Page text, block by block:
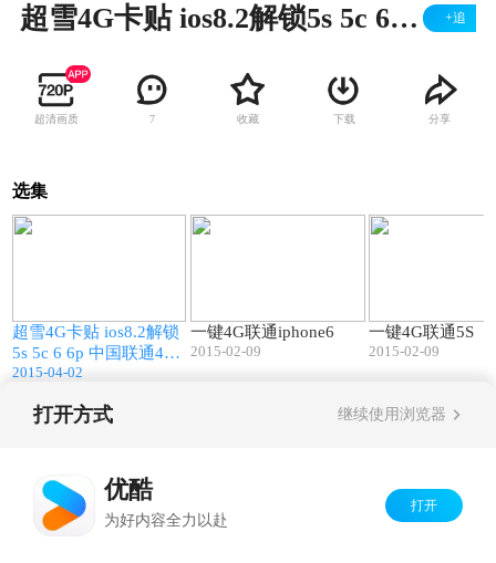
超雪4G卡贴 ios8.2解锁5s 5c 6 6p 中国联通4G信号 操作步骤篇 +追
超清画质 7 收藏 下载 分享
选集
超雪4G卡贴 ios8.2解锁
5s 5c 6 6p 中国联通4G
信号 操作步骤篇
2015-04-02
一键4G联通iphone6
2015-02-09
一键4G联通5S
2015-02-09
打开方式 继续使用浏览器
优酷
为好内容全力以赴
打开